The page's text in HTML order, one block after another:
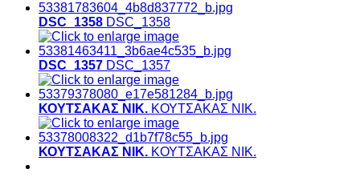
DSC_1358 DSC_1358
DSC_1357 DSC_1357
ΚΟΥΤΣΑΚΑΣ ΝΙΚ. ΚΟΥΤΣΑΚΑΣ ΝΙΚ.
ΚΟΥΤΣΑΚΑΣ ΝΙΚ. ΚΟΥΤΣΑΚΑΣ ΝΙΚ.